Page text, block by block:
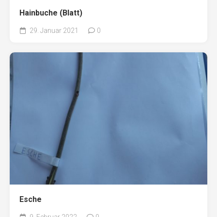
Hainbuche (Blatt)
29. Januar 2021 0
Esche